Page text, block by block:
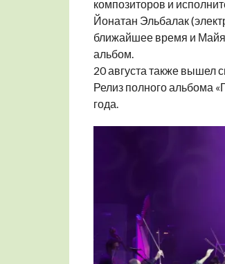
композиторов и
Йонатан Эльбалак
ближайшее время и Майя
альбом.
20 августа также вышел
Релиз полного альбома
года.